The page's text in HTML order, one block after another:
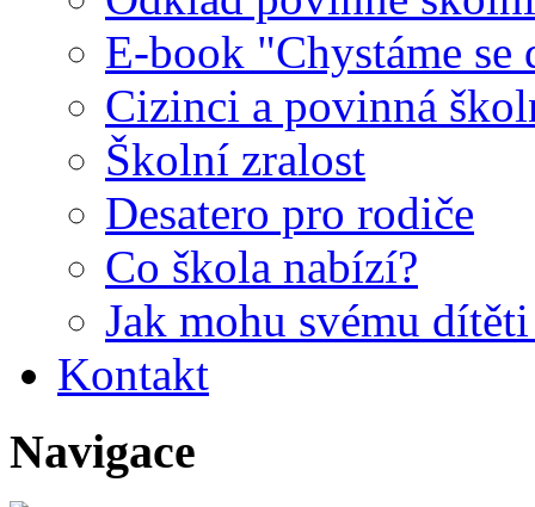
E-book "Chystáme
Cizinci a povinná
Školní zralost
Desatero pro rodiče
Co škola nabízí?
Jak mohu svému
Kontakt
Navigace